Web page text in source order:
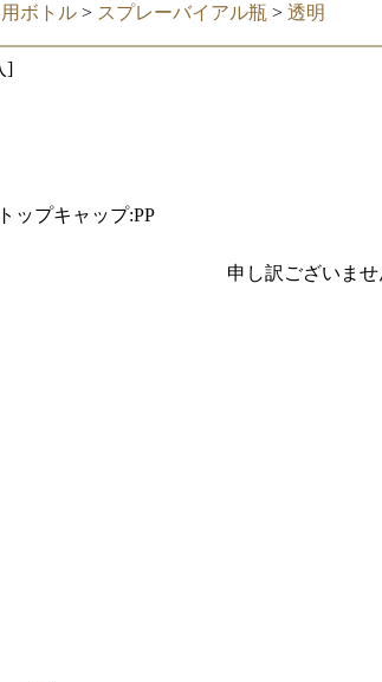
ボトル > スプレーバイアル瓶 > 透明
]
ップキャップ:PP
申し訳ございませ